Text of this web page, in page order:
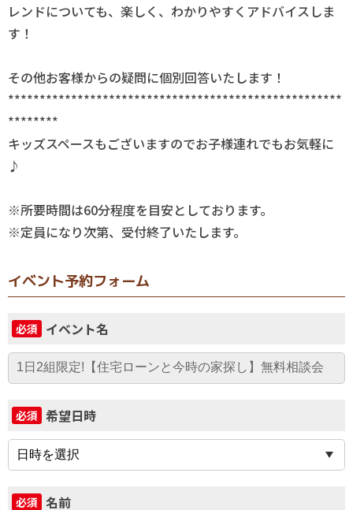
レンドについても、楽しく、わかりやすくアドバイスしま
す！
その他お客様からの疑問に個別回答いたします！
*****************************************************
********
キッズスペースもございますのでお子様連れでもお気軽に
♪
※所要時間は60分程度を目安としております。
※定員になり次第、受付終了いたします。
イベント予約フォーム
必須 イベント名
必須 希望日時
必須 名前